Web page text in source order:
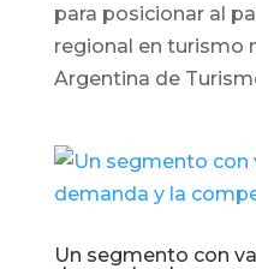
para posicionar al
regional en turismo
Argentina de
Un segmento con